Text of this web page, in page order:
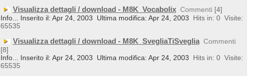
Visualizza dettagli / download - M8K_Vocabolix Commenti [4]
Info... Inserito il: Apr 24, 2003
Ultima modifica: Apr 24, 2003 Hits in: 0 Visite:
65535
Visualizza dettagli / download - M8K_SvegliaTiSveglia Commenti
[8]
Info... Inserito il: Apr 24, 2003
Ultima modifica: Apr 24, 2003 Hits in: 0 Visite:
65535